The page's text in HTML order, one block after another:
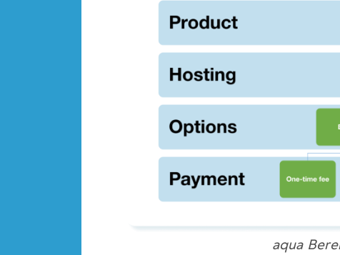
aqua